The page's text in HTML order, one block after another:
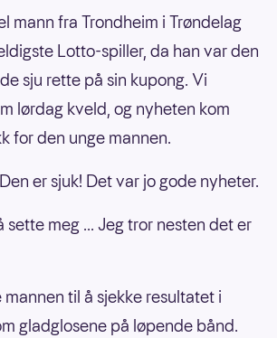
mann fra Trondheim i Trøndelag
Lotto-spiller, da han var den
sju rette på sin kupong. Vi
lørdag kveld, og nyheten kom
for den unge mannen.
er sjuk! Det var jo gode nyheter.
sette meg ... Jeg tror nesten det er
til å sjekke resultatet i
gladglosene på løpende bånd.